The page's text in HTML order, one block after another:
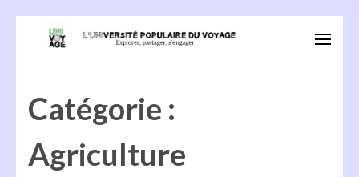
Entrée)
Catégorie :
Agriculture